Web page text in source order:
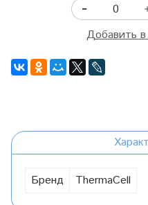
Добавить в
Бренд ThermaCell